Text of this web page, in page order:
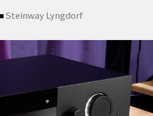
Steinway Lyngdorf